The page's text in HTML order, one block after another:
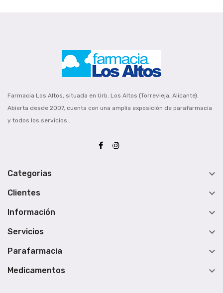
Farmacia Los Altos, situada en Urb. Los Altos (Torrevieja, Alicante).
Abierta desde 2007, cuenta con una amplia exposición de parafarmacia
y todos los servicios..
Categorias 
Clientes 
Información 
Servicios 
Parafarmacia 
Medicamentos 